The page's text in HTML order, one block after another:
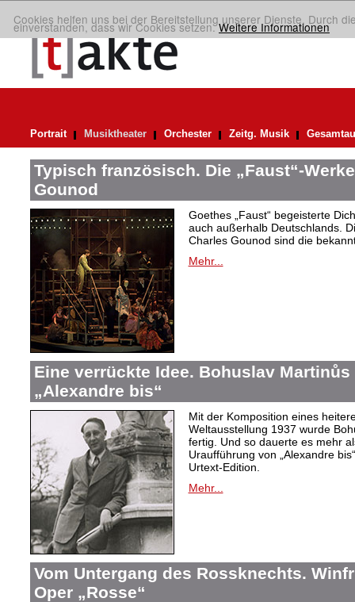
Cookies helfen uns bei der Bereitstellung unserer Dienste. Durch
einverstanden, dass wir Cookies setzen.Weitere Informationen
Portrait Musiktheater Orchester Zeitg. Musik
Typisch französisch. Die „Faust“-
Gounod
Goethes „Faust“ begeisterte
auch außerhalb Deutschlands.
Charles Gounod sind die
Mehr...
Eine verrückte Idee. Bohuslav
„Alexandre bis“
Mit der Komposition eines
Weltausstellung 1937 wurde
fertig. Und so dauerte es mehr
Uraufführung von „Alexandre
Urtext-Edition.
Mehr...
Vom Untergang des Rossknechts.
Oper „Rosse“